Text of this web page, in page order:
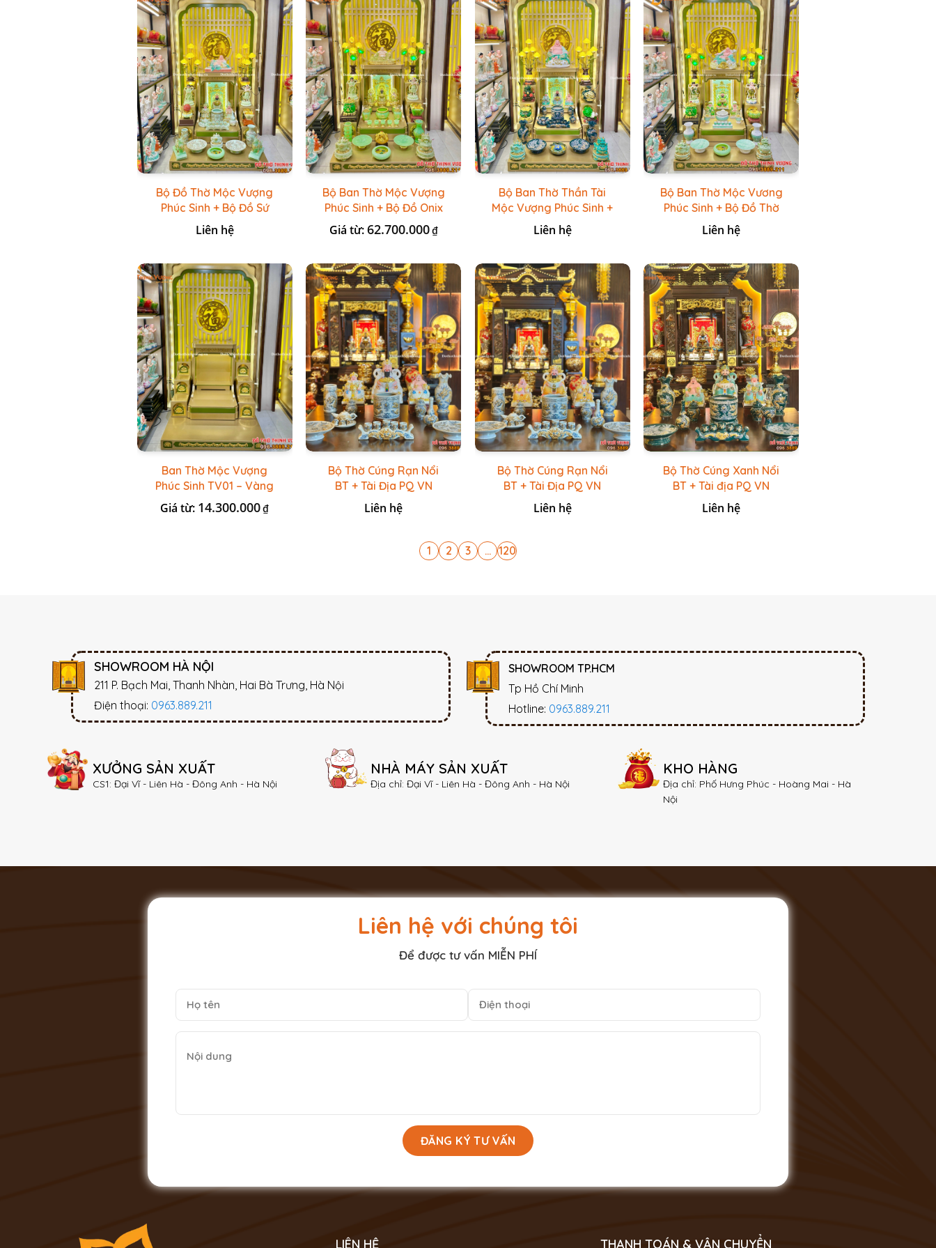
Bộ Đồ Thờ Mộc Vượng
Phúc Sinh + Bộ Đồ Sứ
Cao Cấp Xanh Cốm Vẽ
Vàng
Liên hệ
Bộ Ban Thờ Mộc Vượng
Phúc Sinh + Bộ Đồ Onix
Xanh Ngọc
Giá từ:62.700.000₫
Bộ Ban Thờ Thần Tài
Mộc Vượng Phúc Sinh +
Đồ Sứ Lục Nổi Bát
Tràng
Liên hệ
Bộ Ban Thờ Mộc Vương
Phúc Sinh + Bộ Đồ Thờ
Xanh Đá HR
Liên hệ
Ban Thờ Mộc Vượng
Phúc Sinh TV01 – Vàng
Kẻ Xanh Lá
Giá từ: 14.300.000₫
Bộ Thờ Cúng Rạn Nổi
BT + Tài Địa PQ VN
Trắng
Liên hệ
Bộ Thờ Cúng Rạn Nổi
BT + Tài Địa PQ VN
Vàng Caro
Liên hệ
Bộ Thờ Cúng Xanh Nổi
BT + Tài địa PQ VN
Xanh Lục
Liên hệ
1 2 3 ... 120
SHOWROOM HÀ NỘI
211 P. Bạch Mai, Thanh Nhàn, Hai Bà Trưng, Hà Nội
Điện thoại: 0963.889.211
SHOWROOM TP.HCM
Tp Hồ Chí Minh
Hotline: 0963.889.211
XƯỞNG SẢN XUẤT
CS1: Đại Vĩ - Liên Hà - Đông Anh - Hà Nội
NHÀ MÁY SẢN XUẤT
Địa chỉ: Đại Vĩ - Liên Hà - Đông Anh - Hà Nội
KHO HÀNG
Địa chỉ: Phố Hưng Phúc - Hoàng Mai - Hà
Nội
Liên hệ với chúng tôi
Để được tư vấn MIỄN PHÍ
LIÊN HỆ THANH TOÁN & VẬN CHUYỂN